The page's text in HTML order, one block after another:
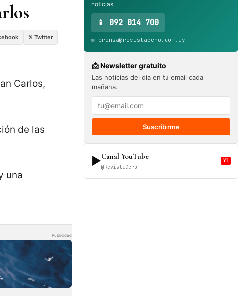
𝕏 Twitter
Carlos,
de las
una
Publicidad
noticias.
📱 092 014 700
✉️ prensa@revistacero.com.uy
📩 Newsletter gratuito
Las noticias del día en tu email cada
mañana.
Suscribirme
▶Canal YouTube
@RevistaCero
YT